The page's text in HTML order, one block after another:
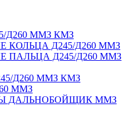
Д260 ММЗ КМЗ
Д245/Д260 ММЗ
ПАЛЬЦА Д245/Д260 ММЗ
Д260 ММЗ КМЗ
ММЗ
ДАЛЬНОБОЙЩИК ММЗ